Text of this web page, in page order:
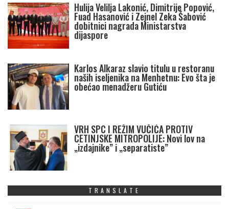
Hulija Velilja Lakonić, Dimitrije Popović,
Fuad Hasanović i Zejnel Zeka Šabović
dobitnici nagrada Ministarstva
dijaspore
Karlos Alkaraz slavio titulu u restoranu
naših iseljenika na Menhetnu: Evo šta je
obećao menadžeru Gutiću
VRH SPC I REŽIM VUČIĆA PROTIV
CETINJSKE MITROPOLIJE: Novi lov na
„izdajnike” i „separatiste”
TRANSLATE